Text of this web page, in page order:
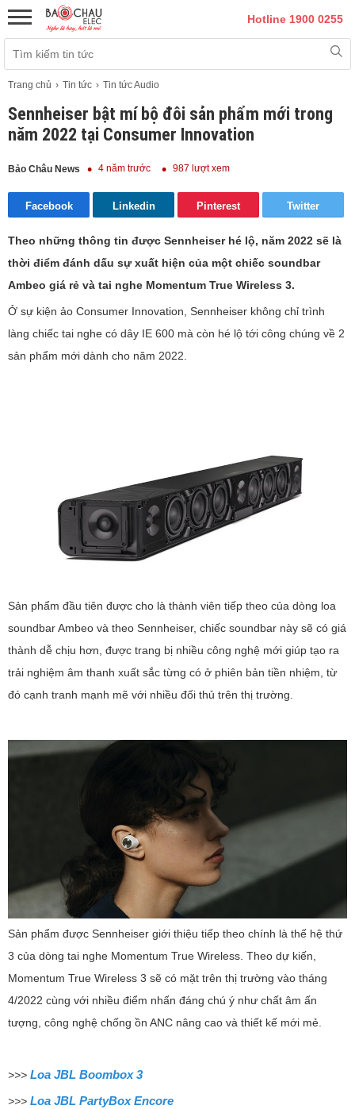
Hotline 1900 0255
Trang chủ Tin tức Tin tức Audio
Sennheiser bật mí bộ đôi sản phẩm mới trong
năm 2022 tại Consumer Innovation
Bảo Châu News 4 năm trước 987 lượt xem
Facebook Linkedin Pinterest Twitter
Theo những thông tin được Sennheiser hé lộ, năm 2022 sẽ là
thời điểm đánh dấu sự xuất hiện của một chiếc soundbar
Ambeo giá rẻ và tai nghe Momentum True Wireless 3.
Ở sự kiện ảo Consumer Innovation, Sennheiser không chỉ trình
làng chiếc tai nghe có dây IE 600 mà còn hé lộ tới công chúng về 2
sản phẩm mới dành cho năm 2022.
Sản phẩm đầu tiên được cho là thành viên tiếp theo của dòng loa
soundbar Ambeo và theo Sennheiser, chiếc soundbar này sẽ có giá
thành dễ chịu hơn, được trang bị nhiều công nghệ mới giúp tạo ra
trải nghiệm âm thanh xuất sắc từng có ở phiên bản tiền nhiệm, từ
đó cạnh tranh mạnh mẽ với nhiều đối thủ trên thị trường.
Sản phẩm được Sennheiser giới thiệu tiếp theo chính là thế hệ thứ
3 của dòng tai nghe Momentum True Wireless. Theo dự kiến,
Momentum True Wireless 3 sẽ có mặt trên thị trường vào tháng
4/2022 cùng với nhiều điểm nhấn đáng chú ý như chất âm ấn
tượng, công nghệ chống ồn ANC nâng cao và thiết kế mới mẻ.
>>> Loa JBL Boombox 3
>>> Loa JBL PartyBox Encore